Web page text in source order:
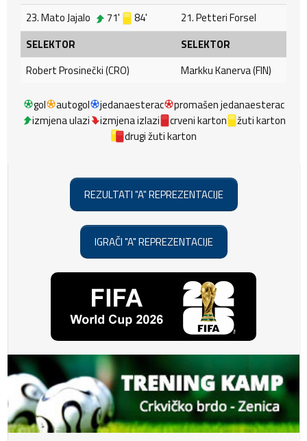
23. Mato Jajalo
71' 84'
21. Petteri Forsel
SELEKTOR
SELEKTOR
Robert Prosinečki (CRO)
Markku Kanerva (FIN)
gol autogol jedanaesterac
promašen jedanaesterac
izmjena ulazi
izmjena izlazi crveni karton
žuti karton
drugi žuti karton
REZULTATI "A" REPREZENTACIJE
IGRAČI "A" REPREZENTACIJE